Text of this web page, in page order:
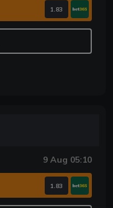
1.83
9 Aug 05:10
1.83